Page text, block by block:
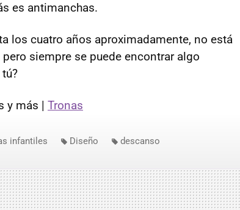
es antimanchas.
los cuatro años aproximadamente, no está
siempre se puede encontrar algo
y más | Tronas
infantiles Diseño descanso